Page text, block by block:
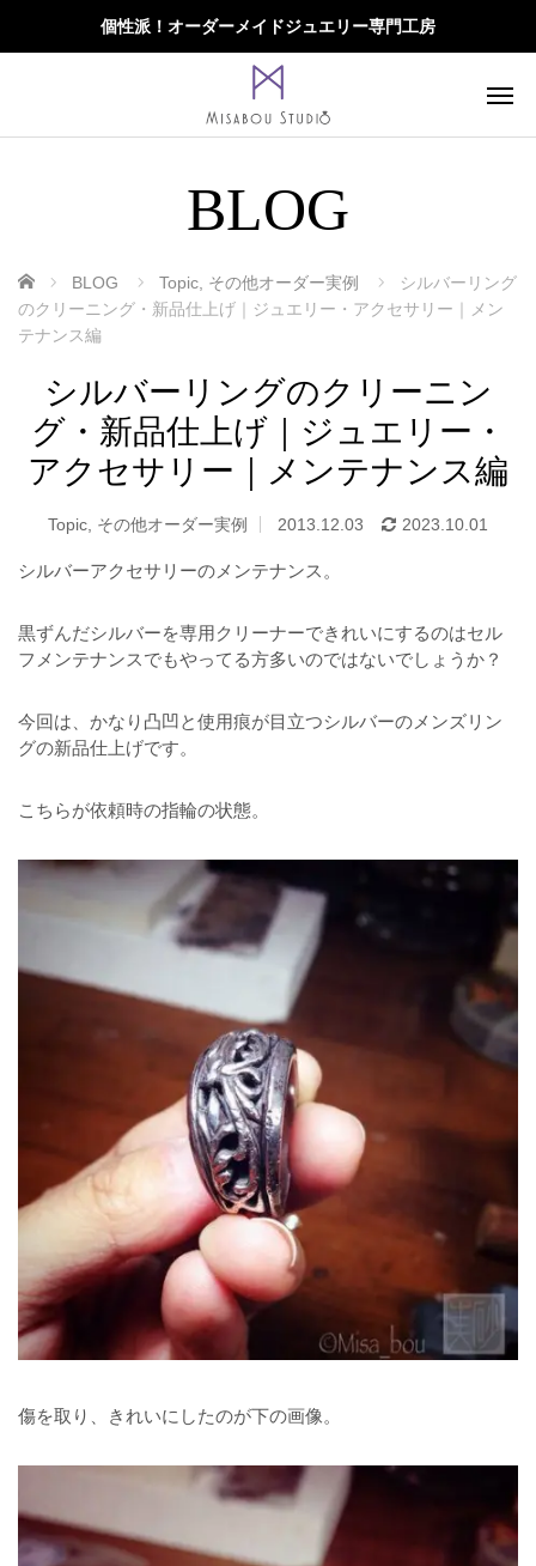
個性派！オーダーメイドジュエリー専門工房
BLOG
ホーム BLOG Topic, その他オーダー実例
シルバーリング
のクリーニング・新品仕上げ｜ジュエリー・アクセサリー｜メン
テナンス編
シルバーリングのクリーニン
グ・新品仕上げ｜ジュエリー・
アクセサリー｜メンテナンス編
Topic, その他オーダー実例 2013.12.03 2023.10.01
シルバーアクセサリーのメンテナンス。
黒ずんだシルバーを専用クリーナーできれいにするのはセル
フメンテナンスでもやってる方多いのではないでしょうか？
今回は、かなり凸凹と使用痕が目立つシルバーのメンズリン
グの新品仕上げです。
こちらが依頼時の指輪の状態。
傷を取り、きれいにしたのが下の画像。